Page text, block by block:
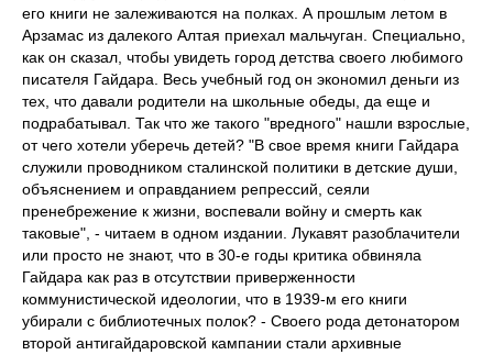
его книги не залеживаются на полках. А прошлым летом в
Арзамас из далекого Алтая приехал мальчуган. Специально,
как он сказал, чтобы увидеть город детства своего любимого
писателя Гайдара. Весь учебный год он экономил деньги из
тех, что давали родители на школьные обеды, да еще и
подрабатывал. Так что же такого "вредного" нашли взрослые,
от чего хотели уберечь детей? "В свое время книги Гайдара
служили проводником сталинской политики в детские души,
объяснением и оправданием репрессий, сеяли
пренебрежение к жизни, воспевали войну и смерть как
таковые", - читаем в одном издании. Лукавят разоблачители
или просто не знают, что в 30-е годы критика обвиняла
Гайдара как раз в отсутствии приверженности
коммунистической идеологии, что в 1939-м его книги
убирали с библиотечных полок? - Своего рода детонатором
второй антигайдаровской кампании стали архивные